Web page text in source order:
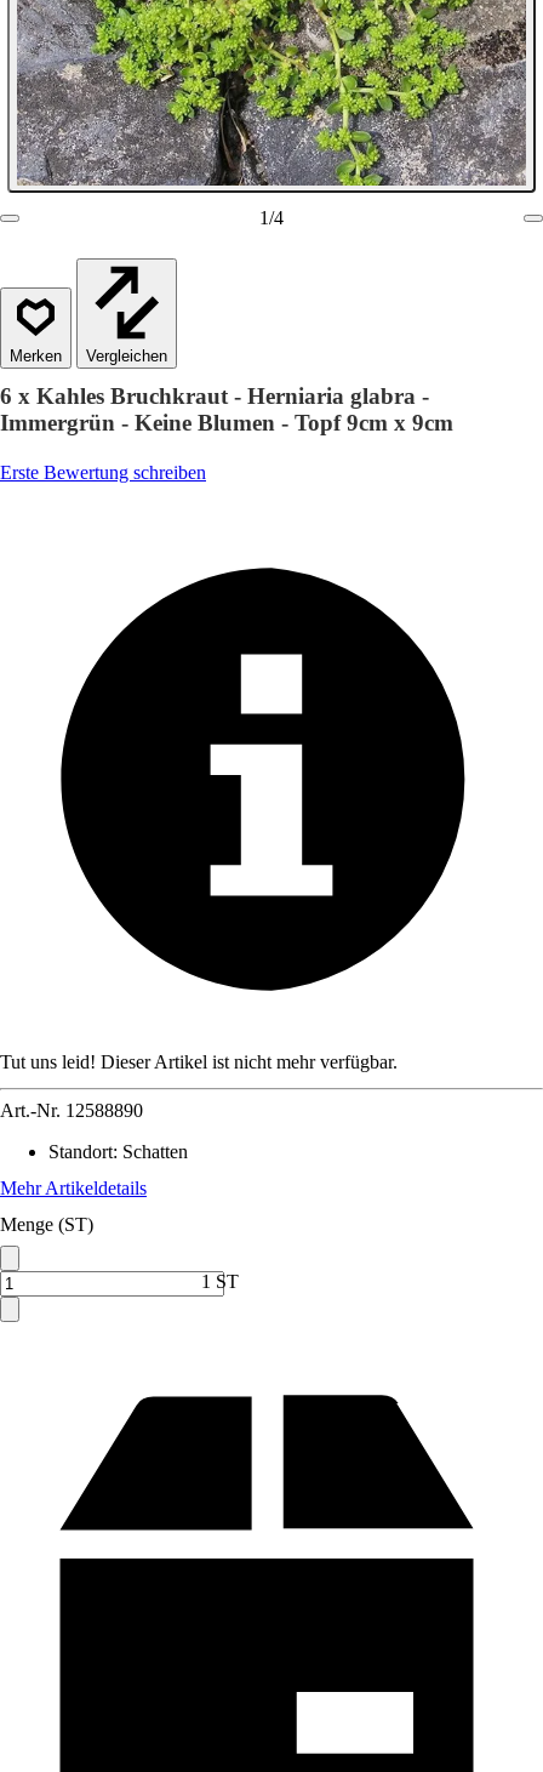
1/4
Vergleichen
6 x Kahles Bruchkraut - Herniaria glabra -
Immergrün - Keine Blumen - Topf 9cm x 9cm
Erste Bewertung schreiben
Tut uns leid! Dieser Artikel ist nicht mehr verfügbar.
Art.-Nr. 12588890
Standort: Schatten
Mehr Artikeldetails
Menge (ST)
1 ST